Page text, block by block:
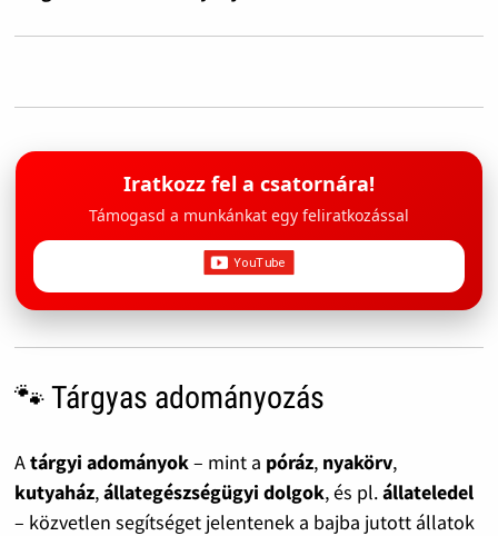
Iratkozz fel a csatornára!
Támogasd a munkánkat egy feliratkozással
🐾 Tárgyas adományozás
Atárgyi adományok– mint a póráz, nyakörv,
kutyaház,állategészségügyi dolgok, és pl.állateledel
– közvetlen segítséget jelentenek a bajba jutott állatok